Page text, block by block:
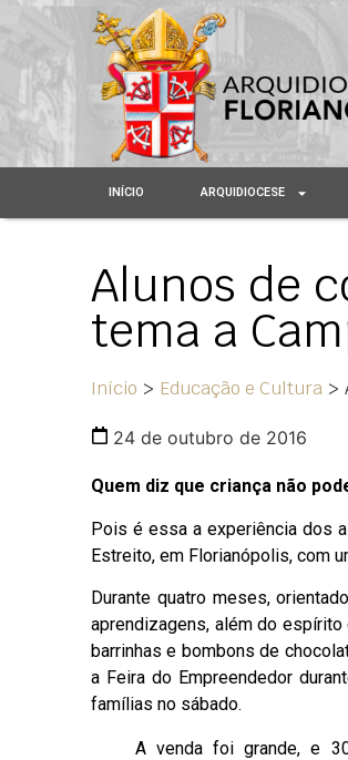
INÍCIO ARQUIDIOCESE
Alunos de
tema a
Início > Educação e Cultura >
24 de outubro de 2016
Quem diz que criança não
Pois é essa a experiência dos
Estreito, em Florianópolis, com
Durante quatro meses,
aprendizagens, além do
barrinhas e bombons de
a Feira do Empreendedor
famílias no sábado.
A venda foi grande, e